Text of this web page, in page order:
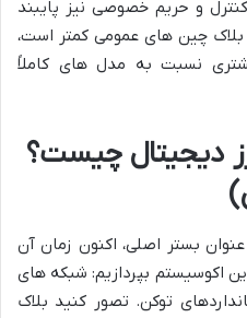
و حریم خصوصی نیز پایبند
چین های عمومی کمتر است،
نسبت به مدل های کاملاً
دیجیتال چیست؟
بستر اصلی، اکنون زمان آن
اکوسیستم بپردازیم: شبکه های
توکن. تصور کنید بلاک